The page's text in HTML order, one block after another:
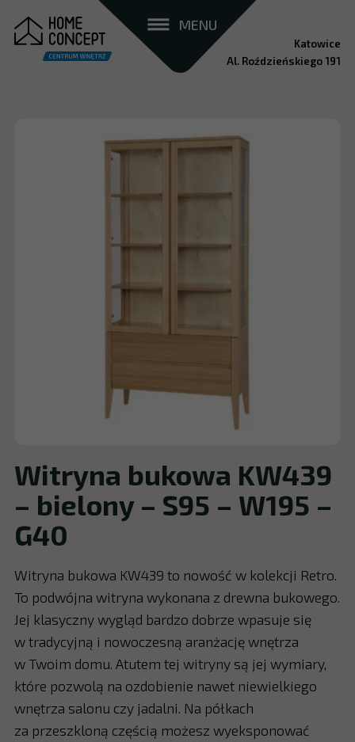
MENU
Katowice
Al. Roździeńskiego 191
Witryna bukowa KW439
– bielony – S95 – W195 –
G40
Witryna bukowa KW439 to nowość w kolekcji Retro.
To podwójna witryna wykonana z drewna bukowego.
Jej klasyczny wygląd bardzo dobrze wpasuje się
w tradycyjną i nowoczesną aranżację wnętrza
w Twoim domu. Atutem tej witryny są jej wymiary,
które pozwolą na ozdobienie nawet niewielkiego
wnętrza salonu czy jadalni. Na półkach
za przeszkloną częścią możesz wyeksponować